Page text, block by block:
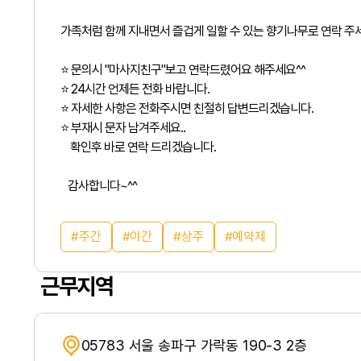
가족처럼 함께 지내면서 즐겁게 일할 수 있는 향기나무로 연락 주
⭐ 문의시 "마사지친구"보고 연락드렸어요 해주세요^^
⭐ 24시간 언제든 전화 바랍니다.
⭐ 자세한 사항은 전화주시면 친절히 답변드리겠습니다.
⭐ 부재시 문자 남겨주세요..
확인후 바로 연락 드리겠습니다.
감사합니다~^^
주간 야간 상주 예약제
근무지역
05783 서울 송파구 가락동 190-3 2층